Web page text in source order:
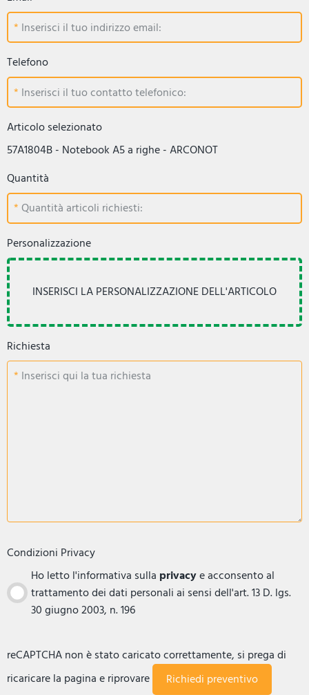
Inserisci il tuo indirizzo email:
Telefono
Inserisci il tuo contatto telefonico:
Articolo selezionato
57A1804B - Notebook A5 a righe - ARCONOT
Quantità
Quantità articoli richiesti:
Personalizzazione
Richiesta
Inserisci qui la tua richiesta
Condizioni Privacy
Ho letto l'informativa sulla privacye acconsento al
trattamento dei dati personali ai sensi dell'art. 13 D. lgs.
30 giugno 2003, n. 196
reCAPTCHA non è stato caricato correttamente, si prega di
ricaricare la pagina e riprovare